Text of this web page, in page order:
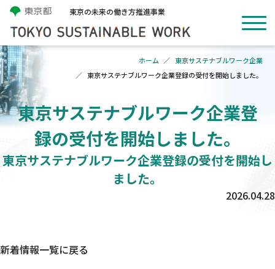
東京の未来の働き方推進事業
ホーム
東京サステナブルワーク企業
東京サステナブルワーク企業登録の受付を開始しました。
東京サステナブルワーク企業登
録の受付を開始しました。
東京サステナブルワーク企業登録の受付を開始し
ました。
2026.04.28
新着情報一覧に戻る